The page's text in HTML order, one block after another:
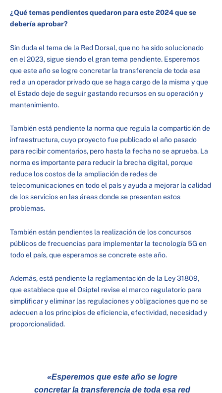
¿Qué temas pendientes quedaron para este 2024 que se
debería aprobar?
Sin duda el tema de la Red Dorsal, que no ha sido solucionado
en el 2023, sigue siendo el gran tema pendiente. Esperemos
que este año se logre concretar la transferencia de toda esa
red a un operador privado que se haga cargo de la misma y que
el Estado deje de seguir gastando recursos en su operación y
mantenimiento.
También está pendiente la norma que regula la compartición de
infraestructura, cuyo proyecto fue publicado el año pasado
para recibir comentarios, pero hasta la fecha no se aprueba. La
norma es importante para reducir la brecha digital, porque
reduce los costos de la ampliación de redes de
telecomunicaciones en todo el país y ayuda a mejorar la calidad
de los servicios en las áreas donde se presentan estos
problemas.
También están pendientes la realización de los concursos
públicos de frecuencias para implementar la tecnología 5G en
todo el país, que esperamos se concrete este año.
Además, está pendiente la reglamentación de la Ley 31809,
que establece que el Osiptel revise el marco regulatorio para
simplificar y eliminar las regulaciones y obligaciones que no se
adecuen a los principios de eficiencia, efectividad, necesidad y
proporcionalidad.
«Esperemos que este año se logre
concretar la transferencia de toda esa red